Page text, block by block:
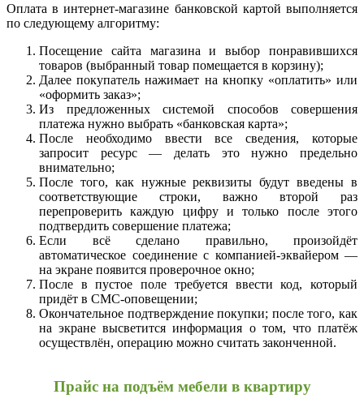
Оплата в интернет-магазине банковской картой выполняется
по следующему алгоритму:
Посещение сайта магазина и выбор понравившихся
товаров (выбранный товар помещается в корзину);
Далее покупатель нажимает на кнопку «оплатить» или
«оформить заказ»;
Из предложенных системой способов совершения
платежа нужно выбрать «банковская карта»;
После необходимо ввести все сведения, которые
запросит ресурс — делать это нужно предельно
внимательно;
После того, как нужные реквизиты будут введены в
соответствующие строки, важно второй раз
перепроверить каждую цифру и только после этого
подтвердить совершение платежа;
Если всё сделано правильно, произойдёт
автоматическое соединение с компанией-эквайером —
на экране появится проверочное окно;
После в пустое поле требуется ввести код, который
придёт в СМС-оповещении;
Окончательное подтверждение покупки; после того, как
на экране высветится информация о том, что платёж
осуществлён, операцию можно считать законченной.
Прайс на подъём мебели в квартиру